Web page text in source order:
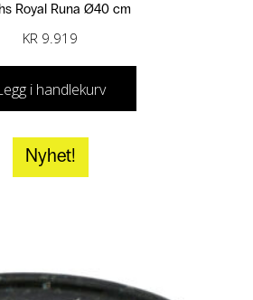
Royal Runa Ø40 cm
KR 9.919
i handlekurv
Nyhet!